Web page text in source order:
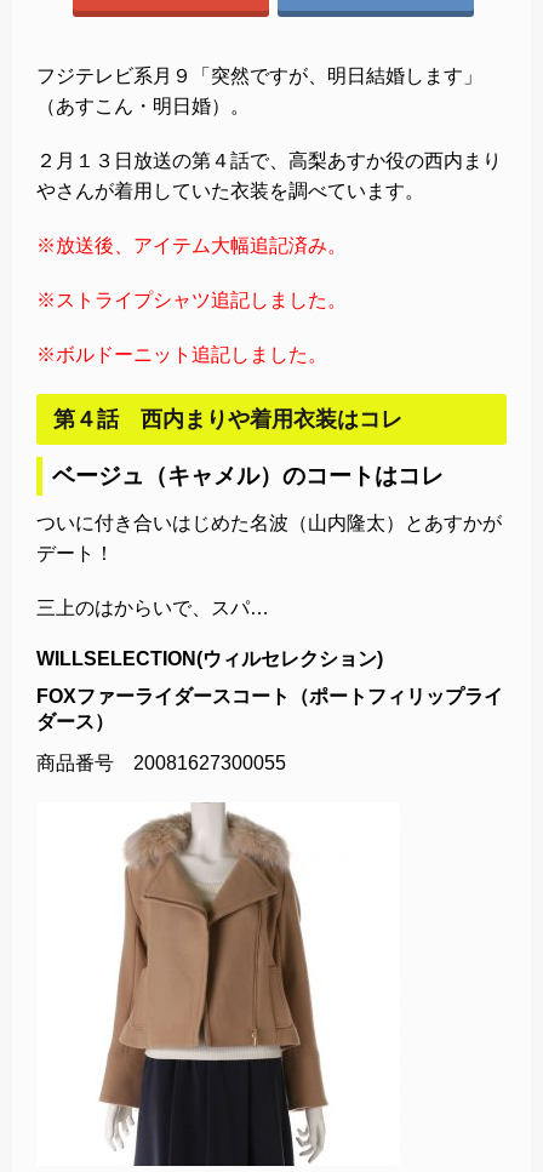
フジテレビ系月９「突然ですが、明日結婚します」
（あすこん・明日婚）。
２月１３日放送の第４話で、高梨あすか役の西内まり
やさんが着用していた衣装を調べています。
※放送後、アイテム大幅追記済み。
※ストライプシャツ追記しました。
※ボルドーニット追記しました。
第４話 西内まりや着用衣装はコレ
ベージュ（キャメル）のコートはコレ
ついに付き合いはじめた名波（山内隆太）とあすかが
デート！
三上のはからいで、スパ…
WILLSELECTION(ウィルセレクション)
FOXファーライダースコート（ポートフィリップライ
ダース）
商品番号 20081627300055